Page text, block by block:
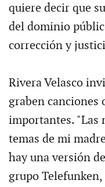
quiere decir que
del dominio
corrección y
Rivera Velasco
graben canciones
importantes. "Las
temas de mi
hay una versión
grupo